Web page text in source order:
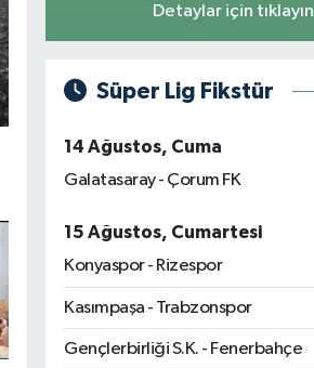
Detaylar için tıklayın
Süper Lig Fikstür
14 Ağustos, Cuma
Galatasaray - Çorum FK
15 Ağustos, Cumartesi
Konyaspor - Rizespor
Kasımpaşa - Trabzonspor
Gençlerbirliği S.K. - Fenerbahçe